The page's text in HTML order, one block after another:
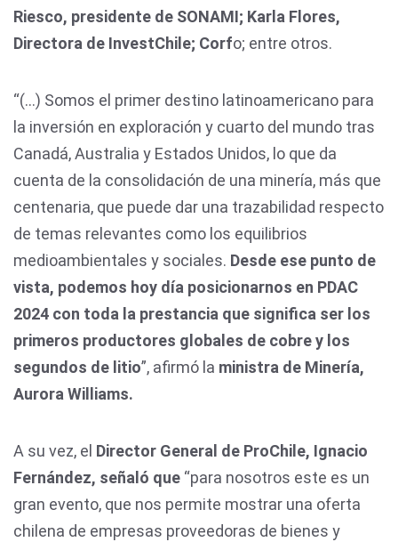
Riesco, presidente de SONAMI; Karla Flores,
Directora de InvestChile; Corfo; entre otros.
“(...) Somos el primer destino latinoamericano para
la inversión en exploración y cuarto del mundo tras
Canadá, Australia y Estados Unidos, lo que da
cuenta de la consolidación de una minería, más que
centenaria, que puede dar una trazabilidad respecto
de temas relevantes como los equilibrios
medioambientales y sociales. Desde ese punto de
vista, podemos hoy día posicionarnos en PDAC
2024 con toda la prestancia que significa ser los
primeros productores globales de cobre y los
segundos de litio”, afirmó la ministra de Minería,
Aurora Williams.
A su vez, el Director General de ProChile, Ignacio
Fernández, señaló que “para nosotros este es un
gran evento, que nos permite mostrar una oferta
chilena de empresas proveedoras de bienes y